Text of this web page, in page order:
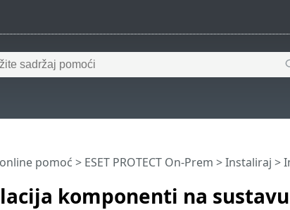
komponenti na
online pomoć > ESET PROTECT On-Prem >Instaliraj >